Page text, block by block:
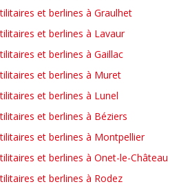
et berlines à Graulhet
et berlines à Lavaur
et berlines à Gaillac
et berlines à Muret
et berlines à Lunel
et berlines à Béziers
et berlines à Montpellier
et berlines à Onet-le-Château
et berlines à Rodez